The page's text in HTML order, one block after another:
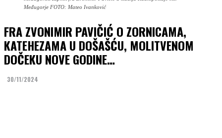
Međugorje FOTO: Mateo Ivanković
FRA ZVONIMIR PAVIČIĆ O ZORNICAMA,
KATEHEZAMA U DOŠAŠĆU, MOLITVENOM
DOČEKU NOVE GODINE…
30/11/2024